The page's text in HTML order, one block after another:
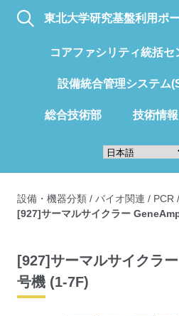
東北大学研究基盤利用ポ
コアファシリティ統括セ
設備統合管理システム
総合技術部 技術情報
設備・機器分類 / バイオ関連 / PCR /
[927]サーマルサイクラー
[927]サーマルサイクラ
号機 (1-7F)